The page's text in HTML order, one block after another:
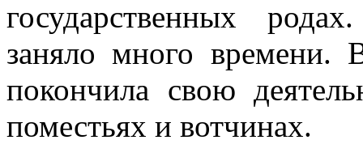
государственных
заняло много времени.
покончила свою
поместьях и вотчинах.